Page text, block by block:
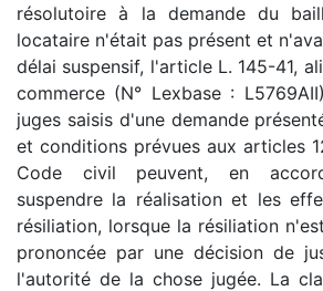
résolutoire à la demande du
locataire n'était pas présent et
délai suspensif, l'article L. 145-41,
commerce (N° Lexbase :
juges saisis d'une demande
et conditions prévues aux articles
Code civil peuvent, en
suspendre la réalisation et les
résiliation, lorsque la résiliation
prononcée par une décision de
l'autorité de la chose jugée. La